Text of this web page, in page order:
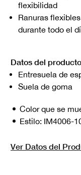
flexibilidad
Ranuras
durante todo el
Datos del producto
Entresuela de
Suela de goma
Color que se
Estilo: IM4006-
Ver Datos del